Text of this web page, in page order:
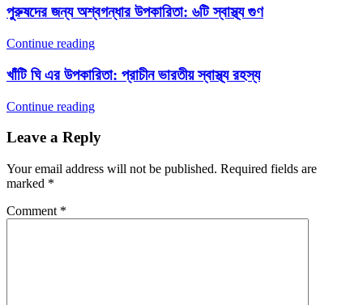
পুরুষদের জন্য অশ্বগন্ধার উপকারিতা: ৬টি স্বাস্থ্য গুণ
Continue reading
খাঁটি ঘি এর উপকারিতা: প্রাচীন ভারতীয় স্বাস্থ্য রহস্য
Continue reading
Leave a Reply
Your email address will not be published. Required fields are
marked *
Comment *